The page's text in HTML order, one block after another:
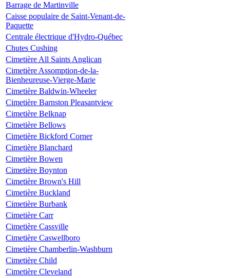
Barrage de Martinville
Caisse populaire de Saint-Venant-de-
Paquette
Centrale électrique d'Hydro-Québec
Chutes Cushing
Cimetière All Saints Anglican
Cimetière Assomption-de-la-
Bienheureuse-Vierge-Marie
Cimetière Baldwin-Wheeler
Cimetière Barnston Pleasantview
Cimetière Belknap
Cimetière Bellows
Cimetière Bickford Corner
Cimetière Blanchard
Cimetière Bowen
Cimetière Boynton
Cimetière Brown's Hill
Cimetière Buckland
Cimetière Burbank
Cimetière Carr
Cimetière Cassville
Cimetière Caswellboro
Cimetière Chamberlin-Washburn
Cimetière Child
Cimetière Cleveland